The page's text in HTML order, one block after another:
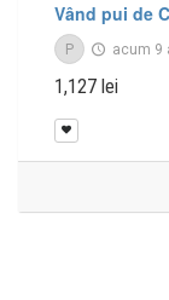
Vând pui de
P acum 9
1,127 lei